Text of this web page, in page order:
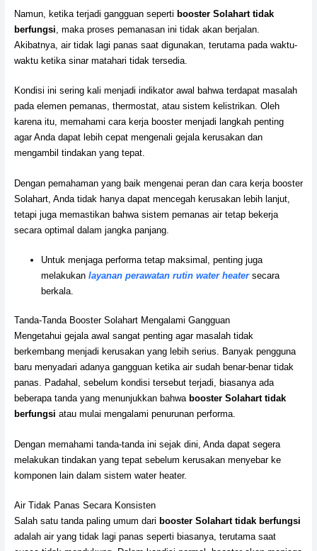
Namun, ketika terjadi gangguan seperti booster Solahart tidak
berfungsi , maka proses pemanasan ini tidak akan berjalan.
Akibatnya, air tidak lagi panas saat digunakan, terutama pada waktu-
waktu ketika sinar matahari tidak tersedia.
Kondisi ini sering kali menjadi indikator awal bahwa terdapat masalah
pada elemen pemanas, thermostat, atau sistem kelistrikan. Oleh
karena itu, memahami cara kerja booster menjadi langkah penting
agar Anda dapat lebih cepat mengenali gejala kerusakan dan
mengambil tindakan yang tepat.
Dengan pemahaman yang baik mengenai peran dan cara kerja booster
Solahart, Anda tidak hanya dapat mencegah kerusakan lebih lanjut,
tetapi juga memastikan bahwa sistem pemanas air tetap bekerja
secara optimal dalam jangka panjang.
Untuk menjaga performa tetap maksimal, penting juga
melakukan layanan perawatan rutin water heater secara
berkala.
Tanda-Tanda Booster Solahart Mengalami Gangguan
Mengetahui gejala awal sangat penting agar masalah tidak
berkembang menjadi kerusakan yang lebih serius. Banyak pengguna
baru menyadari adanya gangguan ketika air sudah benar-benar tidak
panas. Padahal, sebelum kondisi tersebut terjadi, biasanya ada
beberapa tanda yang menunjukkan bahwa booster Solahart tidak
berfungsi atau mulai mengalami penurunan performa.
Dengan memahami tanda-tanda ini sejak dini, Anda dapat segera
melakukan tindakan yang tepat sebelum kerusakan menyebar ke
komponen lain dalam sistem water heater.
Air Tidak Panas Secara Konsisten
Salah satu tanda paling umum dari booster Solahart tidak berfungsi
adalah air yang tidak lagi panas seperti biasanya, terutama saat